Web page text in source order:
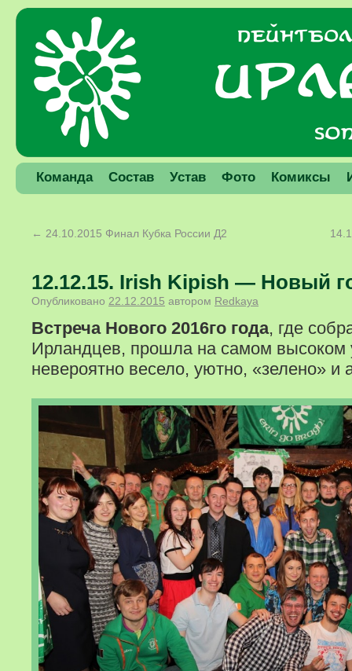
Команда Состав Устав Фото Комиксы
← 24.10.2015 Финал Кубка России Д2
12.12.15. Irish Kipish — Новый
Опубликовано 22.12.2015 автором Redkaya
Встреча Нового 2016го года, где
Ирландцев, прошла на самом высоком
невероятно весело, уютно, «зелено» и